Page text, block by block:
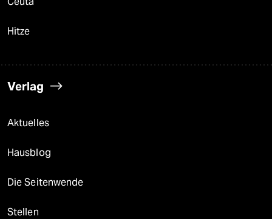
Hitze
Verlag
Aktuelles
Hausblog
Die Seitenwende
Stellen